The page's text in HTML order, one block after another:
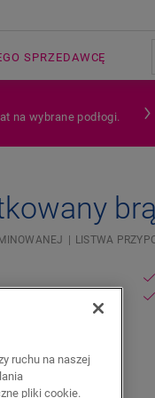
SPRZEDAWCĘ
na wybrane podłogi.
LISTWA
ruchu na naszej
pliki cookie.